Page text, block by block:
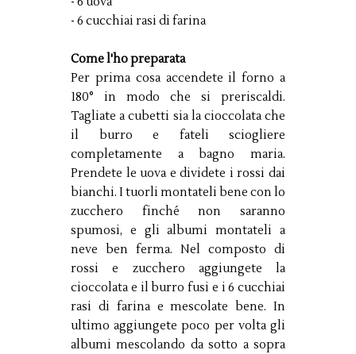
- 6 cucchiai rasi di farina
Come l'ho preparata
Per prima cosa accendete il forno a
180° in modo che si preriscaldi.
Tagliate a cubetti sia la cioccolata che
il burro e fateli sciogliere
completamente a bagno maria.
Prendete le uova e dividete i rossi dai
bianchi. I tuorli montateli bene con lo
zucchero finché non saranno
spumosi, e gli albumi montateli a
neve ben ferma. Nel composto di
rossi e zucchero aggiungete la
cioccolata e il burro fusi e i 6 cucchiai
rasi di farina e mescolate bene. In
ultimo aggiungete poco per volta gli
albumi mescolando da sotto a sopra